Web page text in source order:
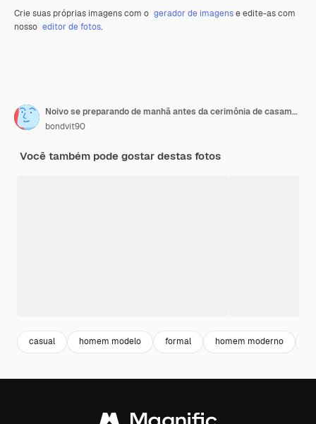
Crie suas próprias imagens com o gerador de imagense edite-as com
nosso editor de fotos.
Noivo se preparando de manhã antes da cerimônia de casamento
bondvit90
Você também pode gostar destas fotos
casual homem modelo formal homem moderno